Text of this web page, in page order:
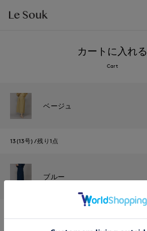
カートに入れる
Cart
ベージュ
13(13号) 残り1点
ブルー